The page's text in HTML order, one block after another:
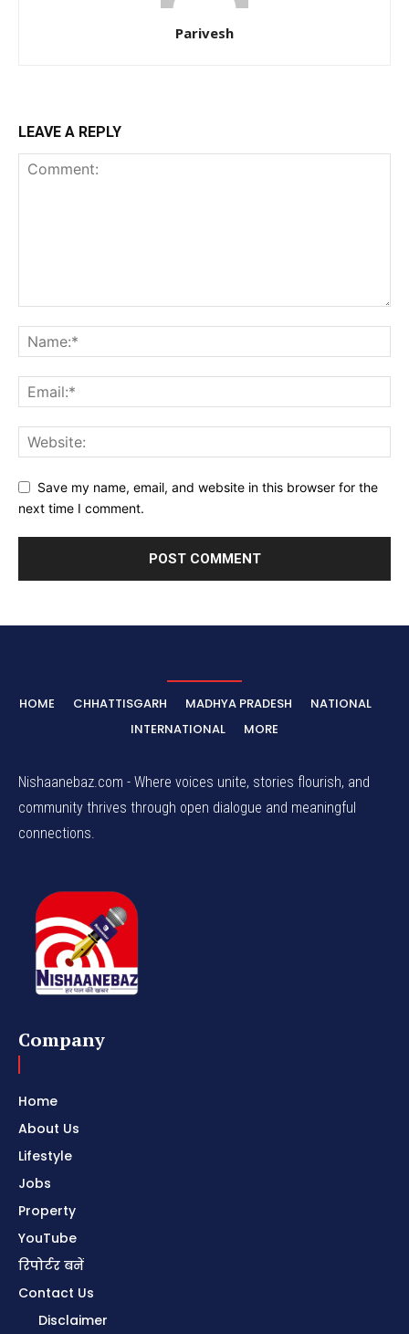
Parivesh
LEAVE A REPLY
Save my name, email, and website in this browser for the
next time I comment.
HOME CHHATTISGARH MADHYA PRADESH
NATIONAL
INTERNATIONAL
MORE
Nishaanebaz.com - Where voices unite, stories flourish, and
community thrives through open dialogue and meaningful
connections.
Company
Home
About Us
Lifestyle
Jobs
Property
YouTube
रिपोर्टर बनें
Contact Us
Disclaimer